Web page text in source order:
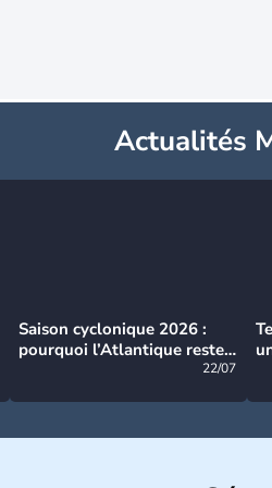
Actualités
Saison cyclonique 2026 :
pourquoi l’Atlantique reste
22/07